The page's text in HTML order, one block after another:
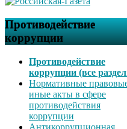
Противодействие
коррупции
Противодействие
коррупции (все
Нормативные
иные акты в сфере
противодействия
коррупции
Антикоррупционная